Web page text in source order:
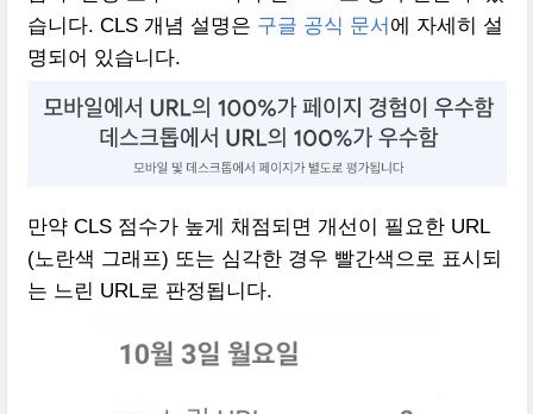
습니다. CLS 개념 설명은 구글 공식 문서 에 자세히 설
명되어 있습니다.
만약 CLS 점수가 높게 채점되면 개선이 필요한 URL
(노란색 그래프) 또는 심각한 경우 빨간색으로 표시되
는 느린 URL로 판정됩니다.